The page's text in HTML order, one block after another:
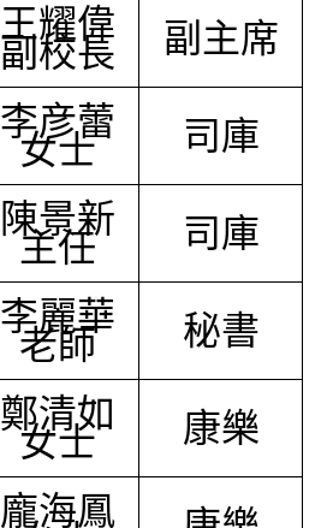
王耀偉
副校長 副主席
李彦蕾
女士 司庫
陳景新
主任 司庫
李麗華
老師 秘書
鄭清如
女士 康樂
龐海鳳